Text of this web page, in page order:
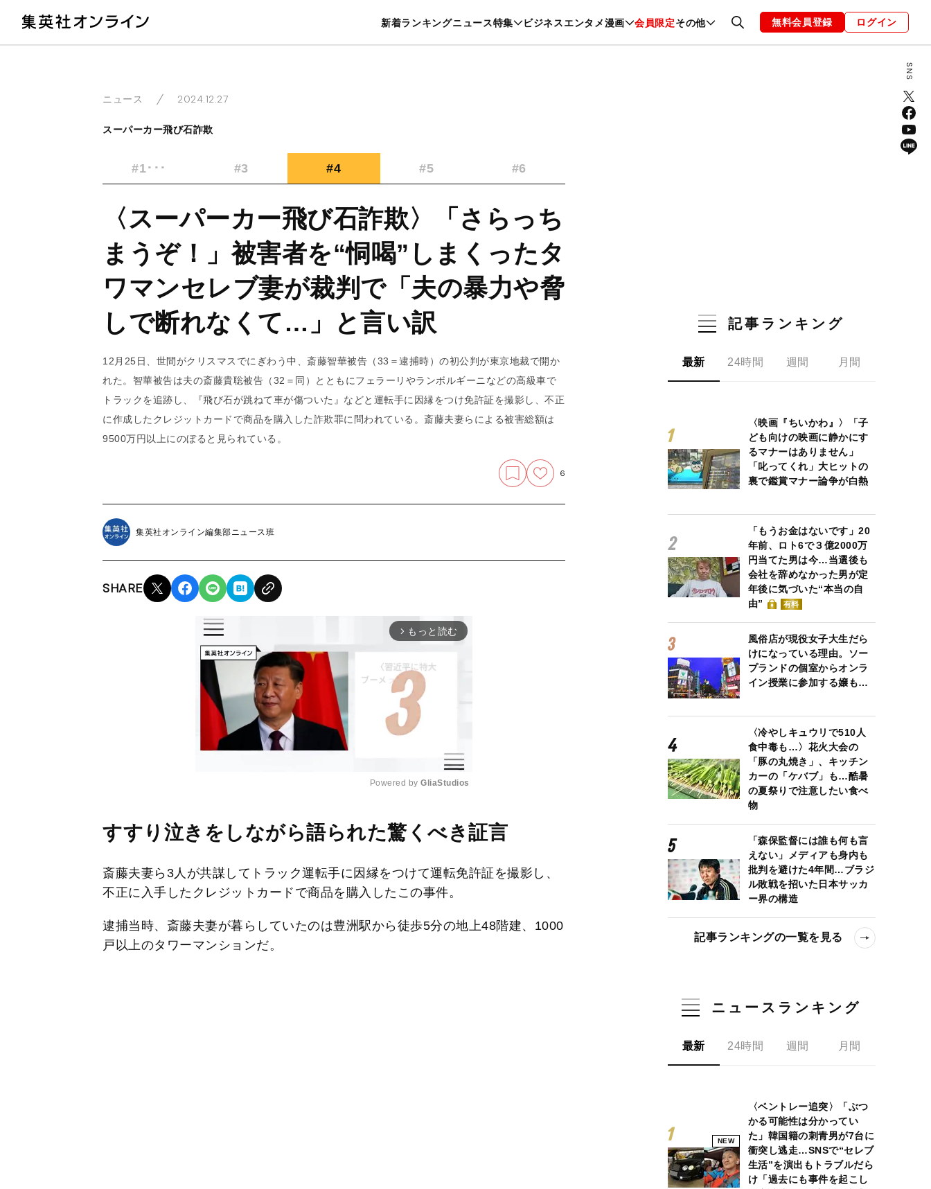
新着ランキングニュース特集 ビジネスエンタメ漫画 会員限定その他
暮らし スポーツ ヘルスケア 美容 グルメ ファッション 恋愛・結婚 編集部 お知らせ
無料会員登録 ログイン
ニュース 2024.12.27
スーパーカー飛び石詐欺
#1･･･ #3 #4 #5 #6
〈スーパーカー飛び石詐欺〉「さらっち
まうぞ！」被害者を“恫喝”しまくったタ
ワマンセレブ妻が裁判で「夫の暴力や脅
しで断れなくて…」と言い訳
12月25日、世間がクリスマスでにぎわう中、斎藤智華被告（33＝逮捕時）の初公判が東京地裁で開か
れた。智華被告は夫の斎藤貴聡被告（32＝同）とともにフェラーリやランボルギーニなどの高級車で
トラックを追跡し、『飛び石が跳ねて車が傷ついた』などと運転手に因縁をつけ免許証を撮影し、不正
に作成したクレジットカードで商品を購入した詐欺罪に問われている。斎藤夫妻らによる被害総額は
9500万円以上にのぼると見られている。
6
集英社オンライン編集部ニュース班
SHARE
arrow_forward_ios もっと読む
M
u
e
Powered by GliaStudios
すすり泣きをしながら語られた驚くべき証言
斎藤夫妻ら3人が共謀してトラック運転手に因縁をつけて運転免許証を撮影し、
不正に入手したクレジットカードで商品を購入したこの事件。
逮捕当時、斎藤夫妻が暮らしていたのは豊洲駅から徒歩5分の地上48階建、1000
戸以上のタワーマンションだ。
記事ランキング
最新 24時間 週間 月間
〈映画『ちいかわ』〉「子
ども向けの映画に静かにす
るマナーはありません」
「叱ってくれ」大ヒットの
裏で鑑賞マナー論争が白熱
「もうお金はないです」20
年前、ロト6で３億2000万
円当てた男は今…当選後も
会社を辞めなかった男が定
年後に気づいた“本当の自
由”
有料
風俗店が現役女子大生だら
けになっている理由。ソー
プランドの個室からオンラ
イン授業に参加する嬢も…
〈冷やしキュウリで510人
食中毒も…〉花火大会の
「豚の丸焼き」、キッチン
カーの「ケバブ」も…酷暑
の夏祭りで注意したい食べ
物
「森保監督には誰も何も言
えない」メディアも身内も
批判を避けた4年間…ブラジ
ル敗戦を招いた日本サッカ
ー界の構造
記事ランキングの一覧を見る
ニュースランキング
最新 24時間 週間 月間
NEW
〈ベントレー追突〉「ぶつ
かる可能性は分かってい
た」韓国籍の刺青男が7台に
衝突し逃走…SNSで“セレブ
生活”を演出もトラブルだら
け「過去にも事件を起こし